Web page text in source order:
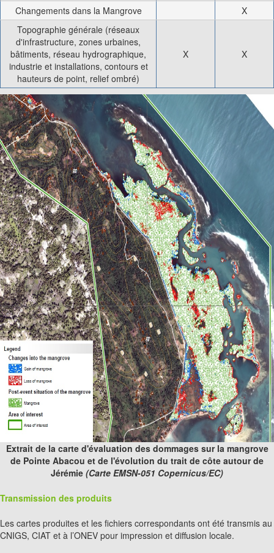
Changements dans la Mangrove
X
Topographie générale (réseaux
d'infrastructure, zones urbaines,
bâtiments, réseau hydrographique,
industrie et installations, contours et
hauteurs de point, relief ombré)
X X
Extrait de la carte d'évaluation des dommages sur la mangrove
de Pointe Abacou et de l'évolution du trait de côte autour de
Jérémie (Carte EMSN-051 Copernicus/EC)
Transmission des produits
Les cartes produites et les fichiers correspondants ont été transmis au
CNIGS, CIAT et à l’ONEV pour impression et diffusion locale.